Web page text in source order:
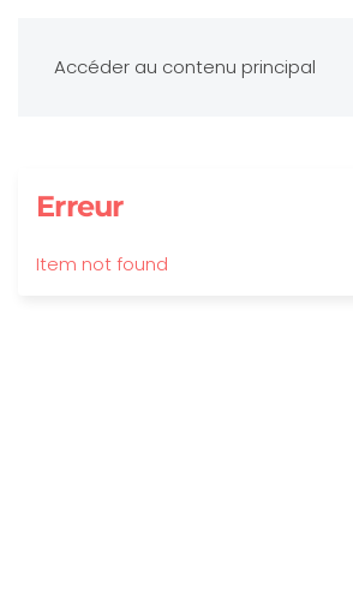
Accéder au contenu principal
Erreur
Item not found